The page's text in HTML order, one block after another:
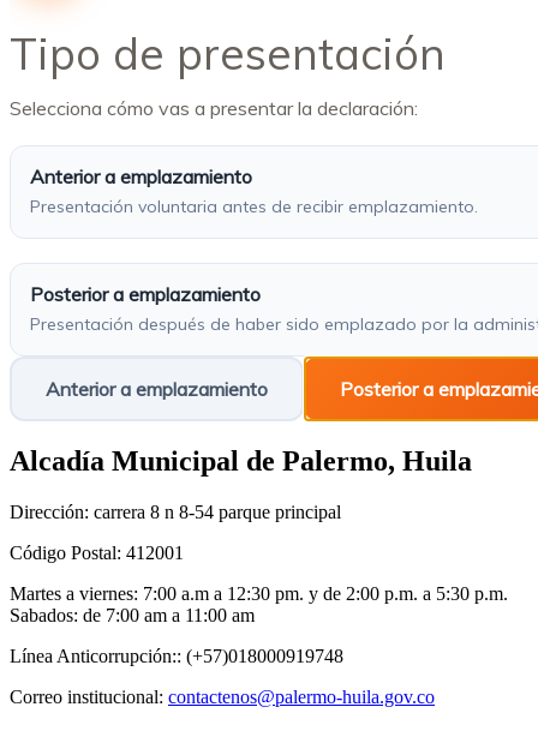
Alcadía Municipal de Palermo, Huila
Dirección: carrera 8 n 8-54 parque principal
Código Postal: 412001
Martes a viernes: 7:00 a.m a 12:30 pm. y de 2:00 p.m. a 5:30 p.m.
Sabados: de 7:00 am a 11:00 am
Línea Anticorrupción:: (+57)018000919748
Correo institucional: contactenos@palermo-huila.gov.co